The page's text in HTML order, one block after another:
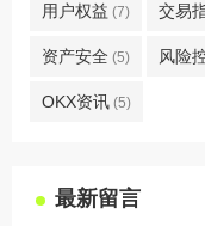
用户权益 (7) 交易
资产安全 (5) 风险
OKX资讯 (5)
最新留言